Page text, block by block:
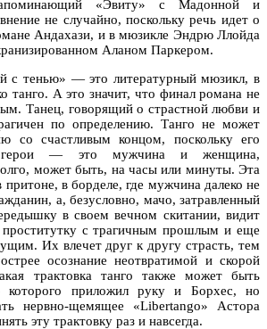
«Эвиту» с Мадонной и
не случайно, поскольку речь идет о
Андахази, и в мюзикле Эндрю Ллойда
Аланом Паркером.
с тенью» — это литературный мюзикл, в
танго. А это значит, что финал романа не
Танец, говорящий о страстной любви и
по определению. Танго не может
со счастливым концом, поскольку его
герои — это мужчина и женщина,
может быть, на часы или минуты. Эта
притоне, в борделе, где мужчина далеко не
а, безусловно, мачо, затравленный
в своем вечном скитании, видит
с трагичным прошлым и еще
Их влечет друг к другу страсть, тем
осознание неотвратимой и скорой
трактовка танго также может быть
приложил руку и Борхес, но
нервно-щемящее «Libertango» Астора
эту трактовку раз и навсегда.